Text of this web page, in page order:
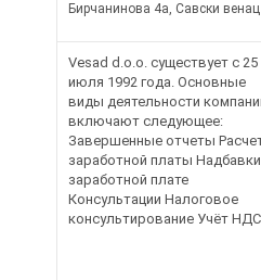
Бирчанинова 4а, Савски венац
Vesad d.o.o. существует с 25
июля 1992 года. Основные
виды деятельности
включают следующее:
Завершенные отчеты
заработной платы
заработной плате
Консультации Налоговое
консультирование Учёт НДС...